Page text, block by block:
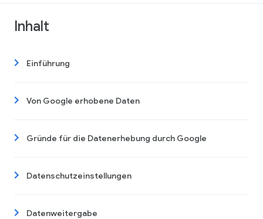
Inhalt
Einführung
Von Google erhobene Daten
Gründe für die Datenerhebung durch Google
Datenschutzeinstellungen
Datenweitergabe